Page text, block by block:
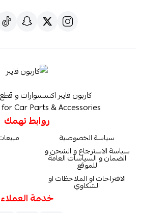
كاربون فايبر اكسسوارات و
Car Parts & Accessories
روابط تهمك
سياسة الخصوصية
سياسة الاسترجاع و الشحن و
الضمان و السياسات العامة
للموقع
الاقتراحات او الملاحظات او
الشكاوي
خدمة العملاء